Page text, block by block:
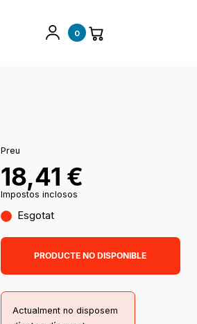
0
Preu
18,41 €
Impostos inclosos
Esgotat
PRODUCTE NO DISPONIBLE
Actualment no disposem